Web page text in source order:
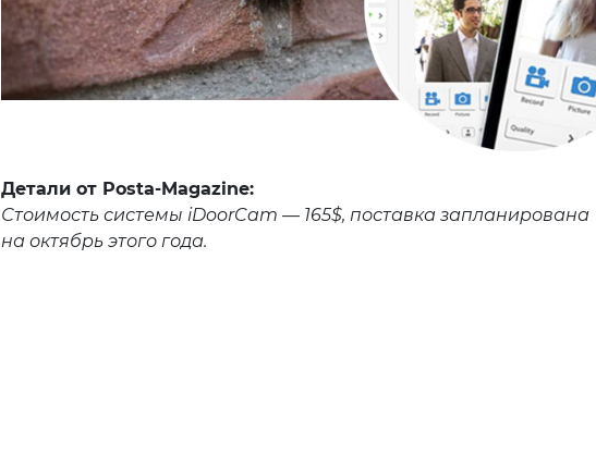
Детали от Posta-Magazine:
Стоимость системы iDoorCam — 165$, поставка запланирована
на октябрь этого года.